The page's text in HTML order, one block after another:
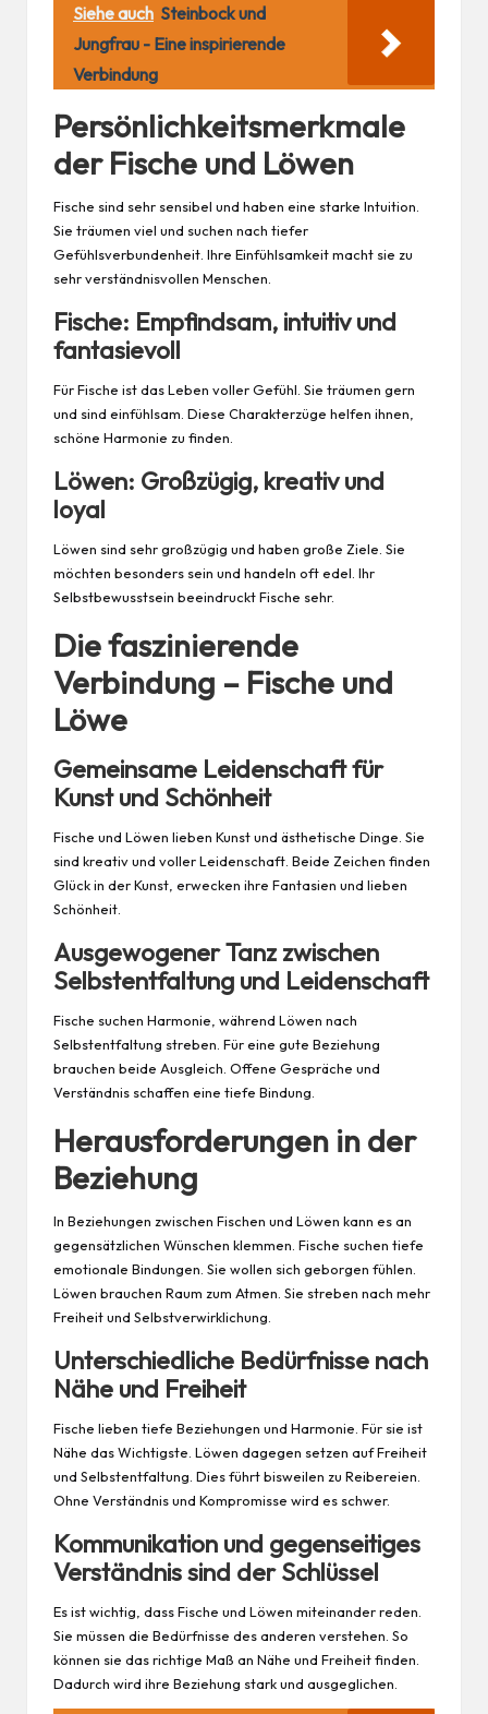
Siehe auch Steinbock und
Jungfrau - Eine inspirierende
Verbindung
Persönlichkeitsmerkmale
der Fische und Löwen
Fische sind sehr sensibel und haben eine starke Intuition.
Sie träumen viel und suchen nach tiefer
Gefühlsverbundenheit. Ihre Einfühlsamkeit macht sie zu
sehr verständnisvollen Menschen.
Fische: Empfindsam, intuitiv und
fantasievoll
Für Fische ist das Leben voller Gefühl. Sie träumen gern
und sind einfühlsam. Diese Charakterzüge helfen ihnen,
schöne Harmonie zu finden.
Löwen: Großzügig, kreativ und
loyal
Löwen sind sehr großzügig und haben große Ziele. Sie
möchten besonders sein und handeln oft edel. Ihr
Selbstbewusstsein beeindruckt Fische sehr.
Die faszinierende
Verbindung – Fische und
Löwe
Gemeinsame Leidenschaft für
Kunst und Schönheit
Fische und Löwen lieben Kunst und ästhetische Dinge. Sie
sind kreativ und voller Leidenschaft. Beide Zeichen finden
Glück in der Kunst, erwecken ihre Fantasien und lieben
Schönheit.
Ausgewogener Tanz zwischen
Selbstentfaltung und Leidenschaft
Fische suchen Harmonie, während Löwen nach
Selbstentfaltung streben. Für eine gute Beziehung
brauchen beide Ausgleich. Offene Gespräche und
Verständnis schaffen eine tiefe Bindung.
Herausforderungen in der
Beziehung
In Beziehungen zwischen Fischen und Löwen kann es an
gegensätzlichen Wünschen klemmen. Fische suchen tiefe
emotionale Bindungen. Sie wollen sich geborgen fühlen.
Löwen brauchen Raum zum Atmen. Sie streben nach mehr
Freiheit und Selbstverwirklichung.
Unterschiedliche Bedürfnisse nach
Nähe und Freiheit
Fische lieben tiefe Beziehungen und Harmonie. Für sie ist
Nähe das Wichtigste. Löwen dagegen setzen auf Freiheit
und Selbstentfaltung. Dies führt bisweilen zu Reibereien.
Ohne Verständnis und Kompromisse wird es schwer.
Kommunikation und gegenseitiges
Verständnis sind der Schlüssel
Es ist wichtig, dass Fische und Löwen miteinander reden.
Sie müssen die Bedürfnisse des anderen verstehen. So
können sie das richtige Maß an Nähe und Freiheit finden.
Dadurch wird ihre Beziehung stark und ausgeglichen.